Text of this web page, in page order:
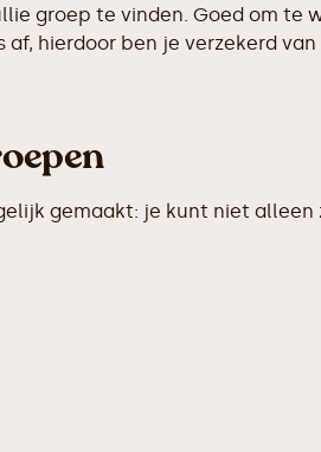
groep te vinden. Goed om te
hierdoor ben je verzekerd
gemaakt: je kunt niet